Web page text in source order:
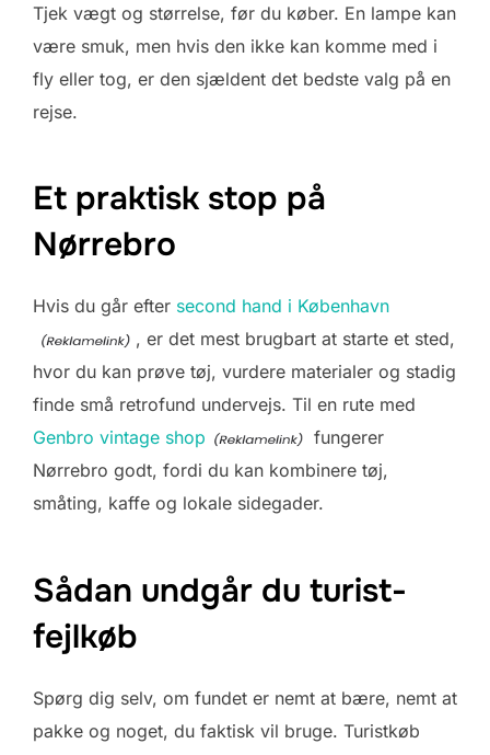
Tjek vægt og størrelse, før du køber. En lampe kan
være smuk, men hvis den ikke kan komme med i
fly eller tog, er den sjældent det bedste valg på en
rejse.
Et praktisk stop på
Nørrebro
Hvis du går efter second hand i København
, er det mest brugbart at starte et sted,
hvor du kan prøve tøj, vurdere materialer og stadig
finde små retrofund undervejs. Til en rute med
Genbro vintage shop
fungerer
Nørrebro godt, fordi du kan kombinere tøj,
småting, kaffe og lokale sidegader.
Sådan undgår du turist-
fejlkøb
Spørg dig selv, om fundet er nemt at bære, nemt at
pakke og noget, du faktisk vil bruge. Turistkøb